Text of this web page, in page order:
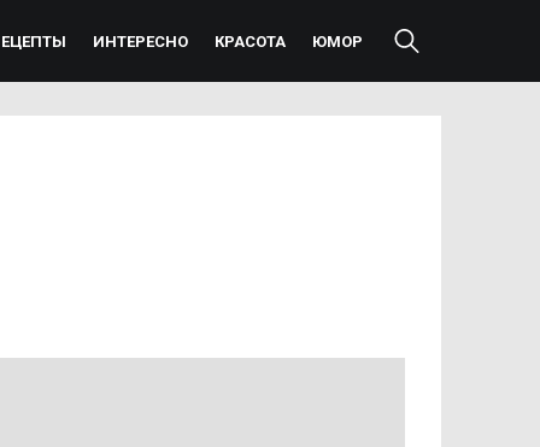
ИНТЕРЕСНО КРАСОТА ЮМОР